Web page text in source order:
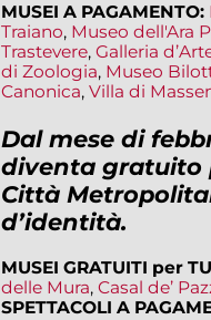
MUSEI A PAGAMENTO:
Traiano, Museo dell'Ara
Trastevere, Galleria
di Zoologia, Museo
Canonica, Villa di
Dal mese di
diventa gratuito
Città
d’identità.
MUSEI GRATUITI per
delle Mura, Casal de’
SPETTACOLI A